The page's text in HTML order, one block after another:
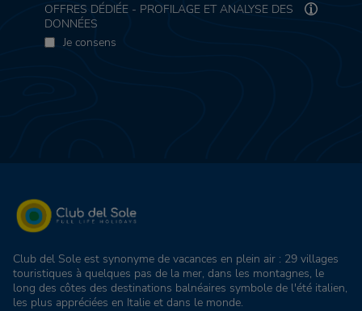
OFFRES DÉDIÉE - PROFILAGE ET ANALYSE DES
DONNÉES
Je consens
Club del Sole est synonyme de vacances en plein air : 29 villages
touristiques à quelques pas de la mer, dans les montagnes, le
long des côtes des destinations balnéaires symbole de l'été italien,
les plus appréciées en Italie et dans le monde.